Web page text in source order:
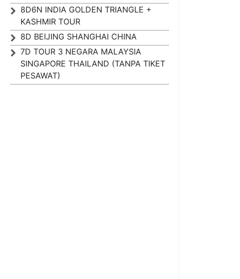
8D6N INDIA GOLDEN TRIANGLE +
KASHMIR TOUR
8D BEIJING SHANGHAI CHINA
7D TOUR 3 NEGARA MALAYSIA
SINGAPORE THAILAND (TANPA TIKET
PESAWAT)